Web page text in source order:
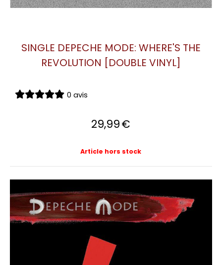
SINGLE DEPECHE MODE: WHERE'S THE
REVOLUTION [DOUBLE VINYL]
0 avis
29,99€
Article hors stock